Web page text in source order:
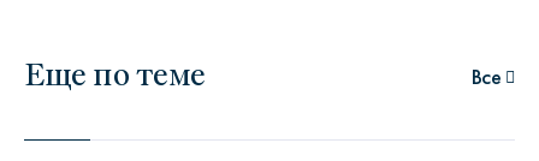
Еще по теме Все